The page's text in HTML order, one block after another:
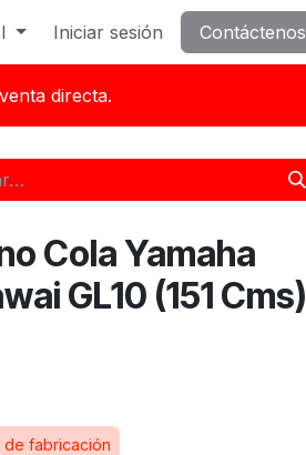
Iniciar sesión Contáctenos
directa.
Cola Yamaha
GL10 (151 Cms)
de fabricación